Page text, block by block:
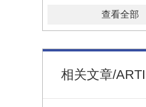
查看全部
相关文章/